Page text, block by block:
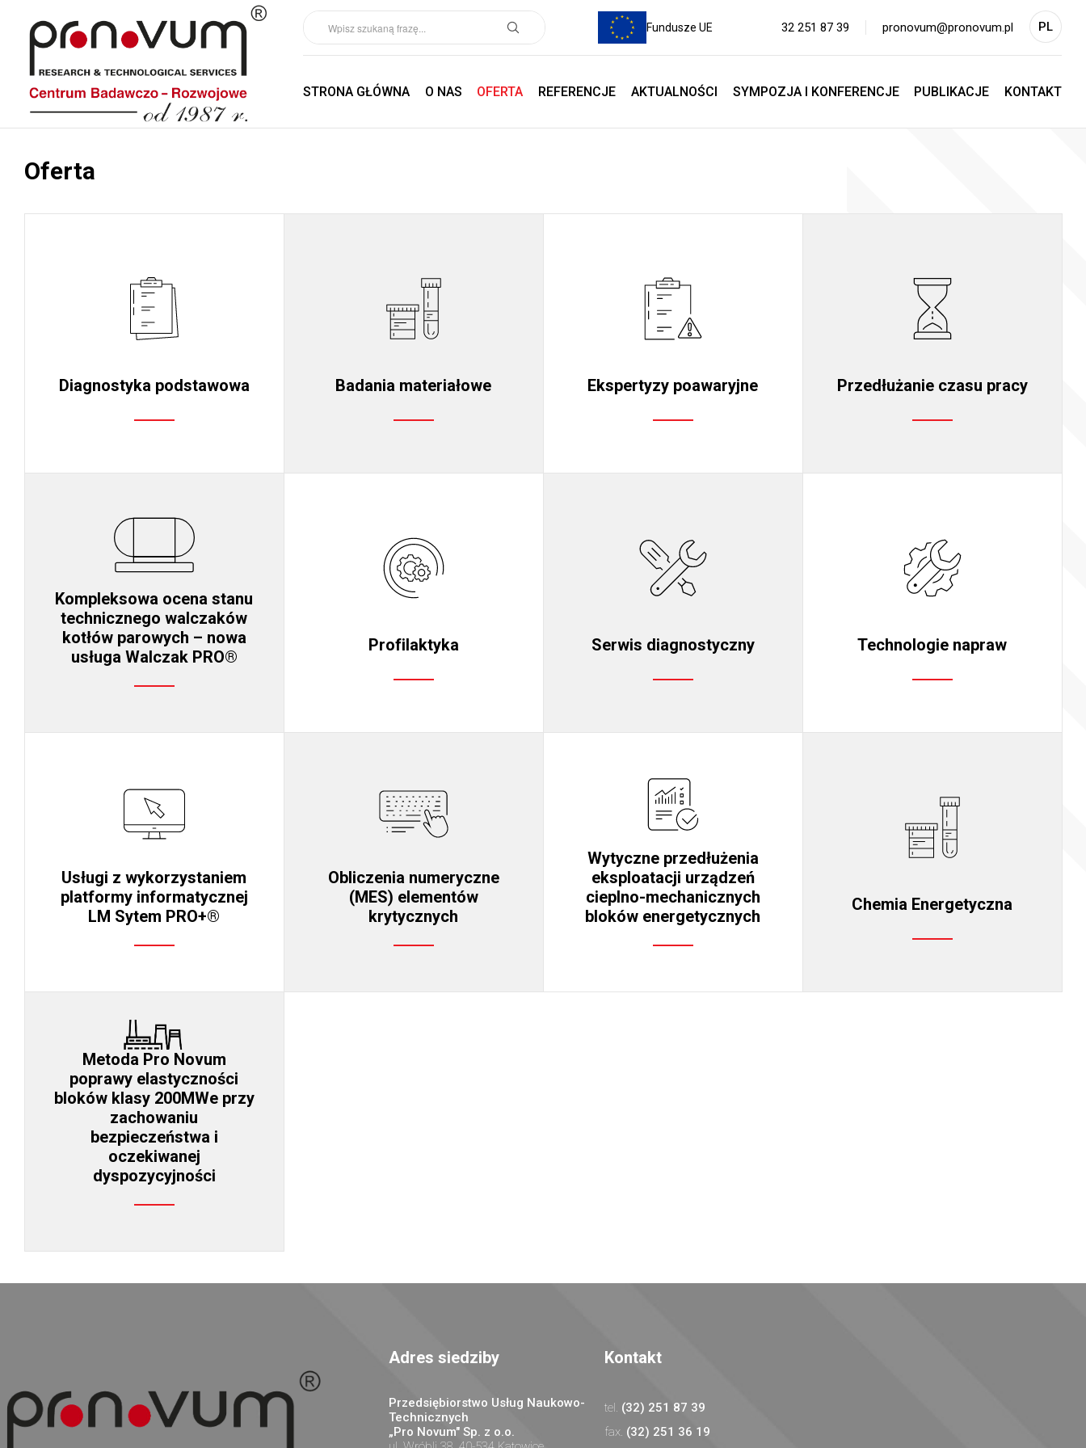
Fundusze UE 32 251 87 39 pronovum@pronovum.pl PL
EN
STRONA GŁÓWNA O NAS OFERTA REFERENCJE AKTUALNOŚCI SYMPOZJA I KONFERENCJE PUBLIKACJE KONTAKT
Oferta
Diagnostyka podstawowa Badania materiałowe Ekspertyzy poawaryjne Przedłużanie czasu pracy
Kompleksowa ocena stanu
technicznego walczaków
kotłów parowych – nowa
usługa Walczak PRO®
Profilaktyka Serwis diagnostyczny Technologie napraw
Usługi z wykorzystaniem
platformy informatycznej
LM Sytem PRO+®
Obliczenia numeryczne
(MES) elementów
krytycznych
Wytyczne przedłużenia
eksploatacji urządzeń
cieplno-mechanicznych
bloków energetycznych
Chemia Energetyczna
Metoda Pro Novum
poprawy elastyczności
bloków klasy 200MWe przy
zachowaniu
bezpieczeństwa i
oczekiwanej
dyspozycyjności
Adres siedziby
Przedsiębiorstwo Usług Naukowo-
Technicznych
„Pro Novum" Sp. z o.o.
Kontakt
(32) 251 87 39
(32) 251 36 19